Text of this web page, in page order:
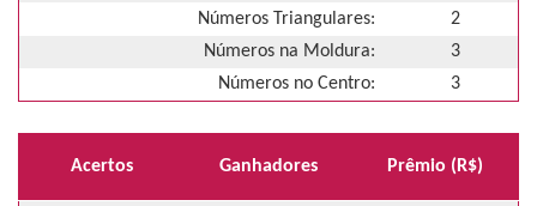
Números Triangulares:
2
Números na Moldura:
3
Números no Centro:
3
Acertos Ganhadores Prêmio (R$)